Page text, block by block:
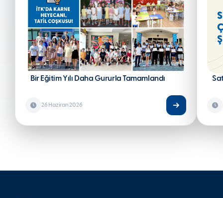
Bir Eğitim Yılı Daha Gururla Tamamlandı
26 Haziran 2026